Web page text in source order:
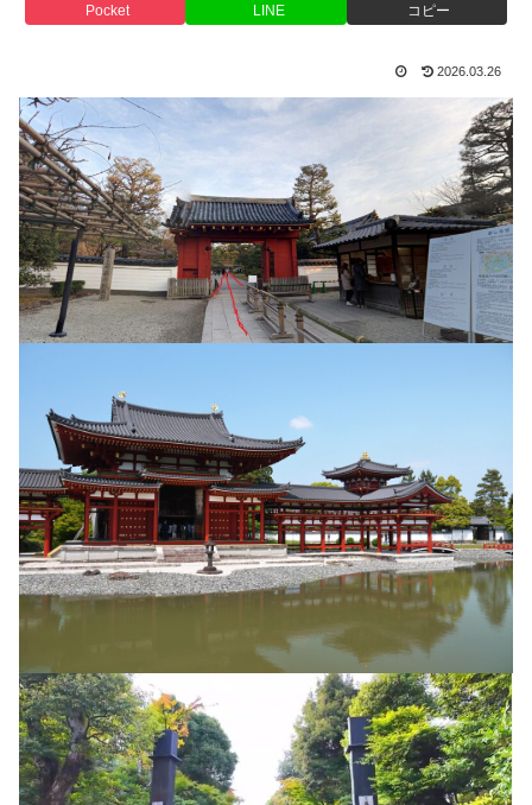
Pocket LINE コピー
2026.03.26